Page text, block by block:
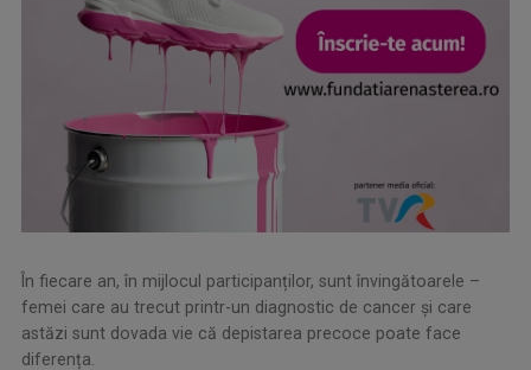
În fiecare an, în mijlocul participanților, sunt învingătoarele –
femei care au trecut printr-un diagnostic de cancer și care
astăzi sunt dovada vie că depistarea precoce poate face
diferența.